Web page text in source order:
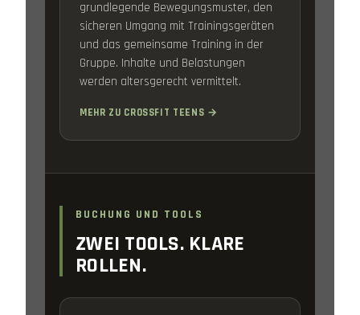
grundlegende Bewegungsmuster, den
sicheren Umgang mit Trainingsgeräten
und das gemeinsame Training in der
Gruppe. Inhalte und Belastungen
werden altersgerecht vermittelt.
MEHR ZU CROSSFIT TEENS →
BUCHUNG UND TOOLS
ZWEI TOOLS. KLARE
ROLLEN.